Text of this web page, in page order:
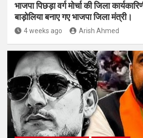
भाजपा पिछड़ा वर्ग मोर्चा की जिला
बाड़ोलिया बनाए गए भाजपा जिला मंत्री।
4 weeks ago Arish Ahmed